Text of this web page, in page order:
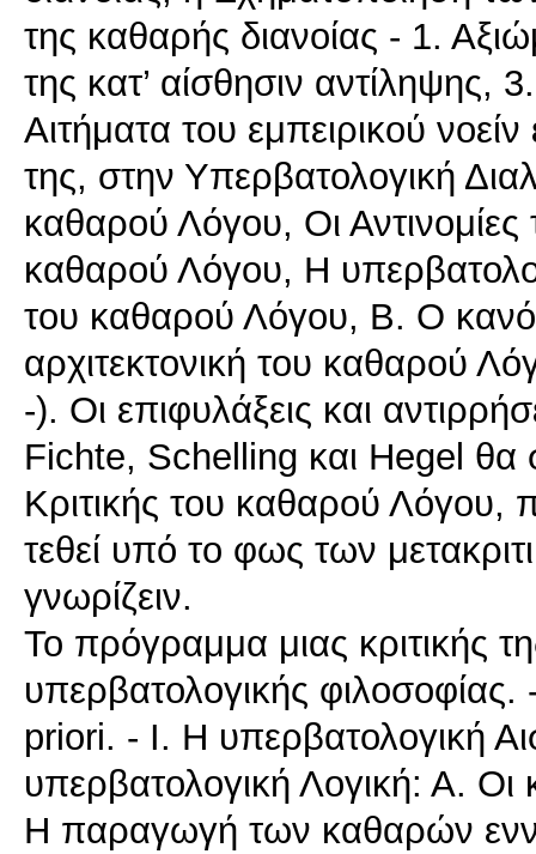
της καθαρής διανοίας - 1.
της κατ’ αίσθησιν αντίληψης,
Αιτήματα του εμπειρικού
της, στην Υπερβατολογική
καθαρού Λόγου, Οι
καθαρού Λόγου, Η
του καθαρού Λόγου, Β. Ο
αρχιτεκτονική του καθαρού
-). Οι επιφυλάξεις και
Fichte, Schelling και Hegel θα
Κριτικής του καθαρού Λόγου,
τεθεί υπό το φως των
γνωρίζειν.
Το πρόγραμμα μιας κριτικής
υπερβατολογικής φιλοσοφίας.
priori. - I. Η υπερβατολογική
υπερβατολογική Λογική: Α. Οι
Η παραγωγή των καθαρών